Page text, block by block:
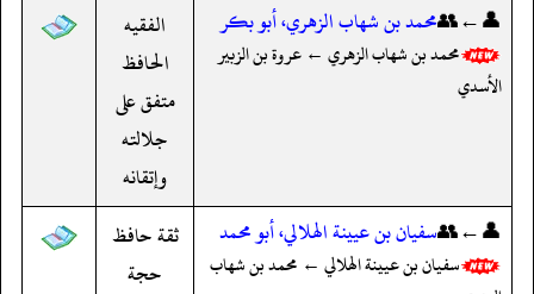
👤←👥محمد بن شهاب الزهري، أبو بكر
محمد بن شهاب الزهري ← عروة بن الزبير
الأسدي
الفقيه
الحافظ
متفق على
جلالته
وإتقانه
👤←👥سفيان بن عيينة الهلالي، أبو محمد
سفيان بن عيينة الهلالي ← محمد بن شهاب
ثقة حافظ
حجة